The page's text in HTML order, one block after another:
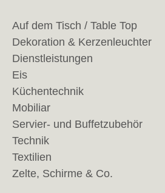
Auf dem Tisch / Table Top
Dekoration & Kerzenleuchter
Dienstleistungen
Eis
Küchentechnik
Mobiliar
Servier- und Buffetzubehör
Technik
Textilien
Zelte, Schirme & Co.